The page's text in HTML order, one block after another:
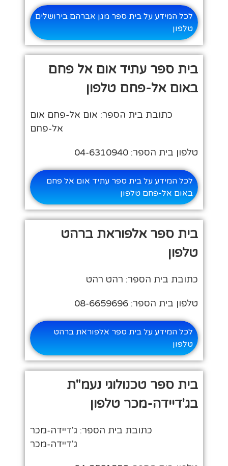
לכל המידע על בית ספר מגן אברהם בירושלים
טלפון
בית ספר עתיד אום אל פחם
באום אל-פחם טלפון
כתובת בית הספר: אום אל-פחם אום
אל-פחם
טלפון בית הספר: 04-6310940
לכל המידע על בית ספר עתיד אום אל פחם
באום אל-פחם טלפון
בית ספר אלפוראת ברהט
טלפון
כתובת בית הספר: רהט רהט
טלפון בית הספר: 08-6659696
לכל המידע על בית ספר אלפוראת ברהט
טלפון
בית ספר טכנולוגי נעמ"ת
בג'דיידה-מכר טלפון
כתובת בית הספר: ג'דיידה-מכר
ג'דיידה-מכר